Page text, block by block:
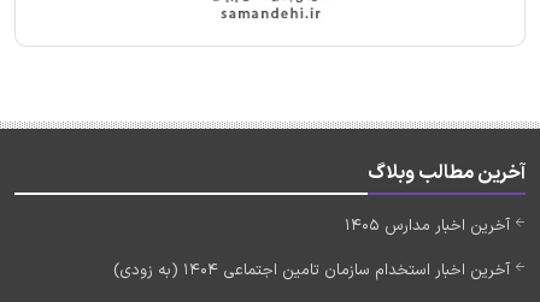
آخرین مطالب وبلاگ
آخرین اخبار مدارس 1405
آخرین اخبار استخدام سازمان تامین اجتماعی 1404 (به زودی)